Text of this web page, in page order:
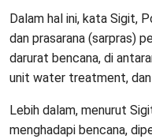
Dalam hal ini, kata Sigit,
dan prasarana (sarpras)
darurat bencana, di
unit water treatment,
Lebih dalam, menurut
menghadapi bencana,